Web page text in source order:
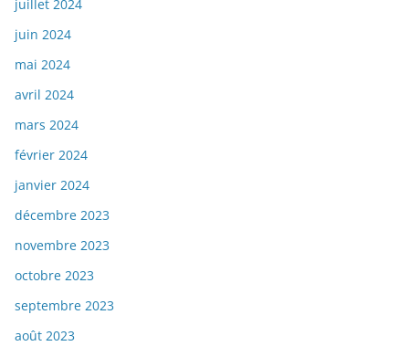
juillet 2024
juin 2024
mai 2024
avril 2024
mars 2024
février 2024
janvier 2024
décembre 2023
novembre 2023
octobre 2023
septembre 2023
août 2023